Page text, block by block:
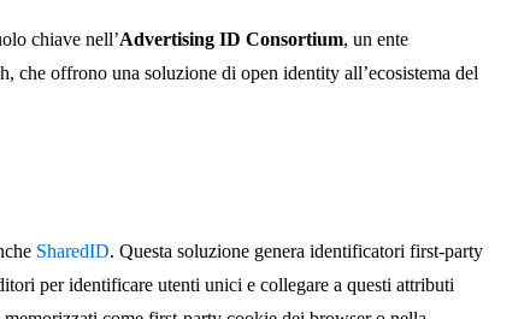
chiave nell’Advertising ID Consortium, un ente
che offrono una soluzione di open identity all’ecosistema del
SharedID. Questa soluzione genera identificatori first-party
per identificare utenti unici e collegare a questi attributi